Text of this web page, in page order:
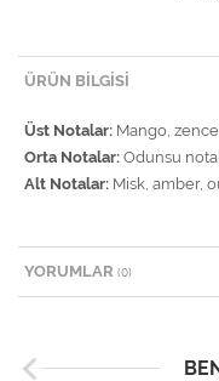
ÜRÜN BILGISI
Üst Notalar: Mango,
Orta Notalar: Odunsu
Alt Notalar: Misk, amber,
YORUMLAR (0)